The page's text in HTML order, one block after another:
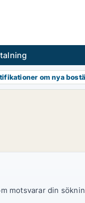
om nya
motsvarar din